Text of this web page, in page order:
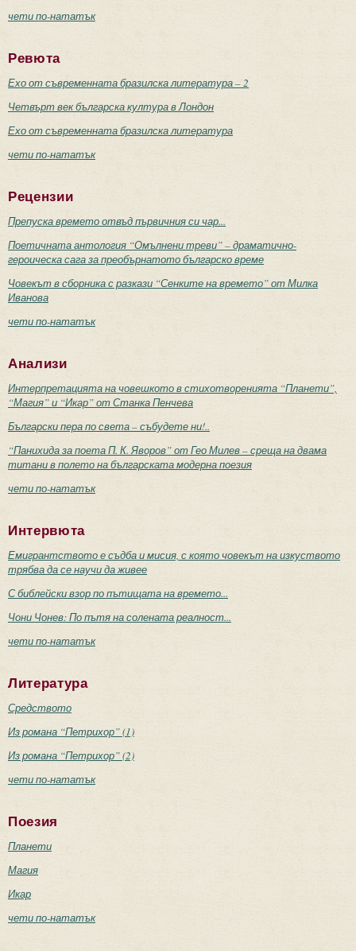
чети по-нататък
Ревюта
Ехо от съвременната бразилска литература – 2
Четвърт век българска култура в Лондон
Ехо от съвременната бразилска литература
чети по-нататък
Рецензии
Препуска времето отвъд първичния си чар...
Поетичната антология “Омълнени треви” – драматично-
героическа сага за преобърнатото българско време
Човекът в сборника с разкази “Сенките на времето” от Милка
Иванова
чети по-нататък
Анализи
Интерпретацията на човешкото в стихотворенията “Планети”,
“Магия” и “Икар” от Станка Пенчева
Български пера по света – събудете ни!..
“Панихида за поета П. К. Яворов” от Гео Милев – среща на двама
титани в полето на българската модерна поезия
чети по-нататък
Интервюта
Емигрантството е съдба и мисия, с която човекът на изкуството
трябва да се научи да живее
С библейски взор по пътищата на времето...
Чони Чонев: По пътя на солената реалност...
чети по-нататък
Литература
Средството
Из романа “Петрихор” (1)
Из романа “Петрихор” (2)
чети по-нататък
Поезия
Планети
Магия
Икар
чети по-нататък